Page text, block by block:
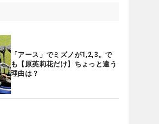
「アース」でミズノが1,2,3。で
も【原英莉花だけ】ちょっと違う
理由は？